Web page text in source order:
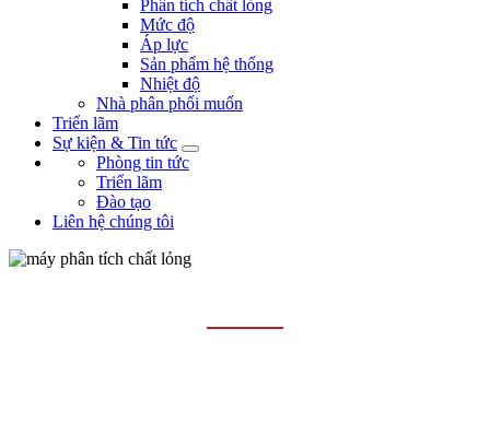
Phân tích chất lỏng
Mức độ
Áp lực
Sản phẩm hệ thống
Nhiệt độ
Nhà phân phối muốn
Triển lãm
Sự kiện & Tin tức
Phòng tin tức
Triển lãm
Đào tạo
Liên hệ chúng tôi